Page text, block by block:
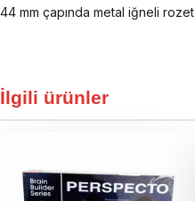
44 mm çapında metal iğneli rozet
İlgili ürünler